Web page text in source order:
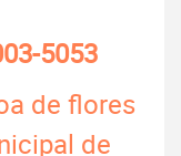
5053
de flores
de